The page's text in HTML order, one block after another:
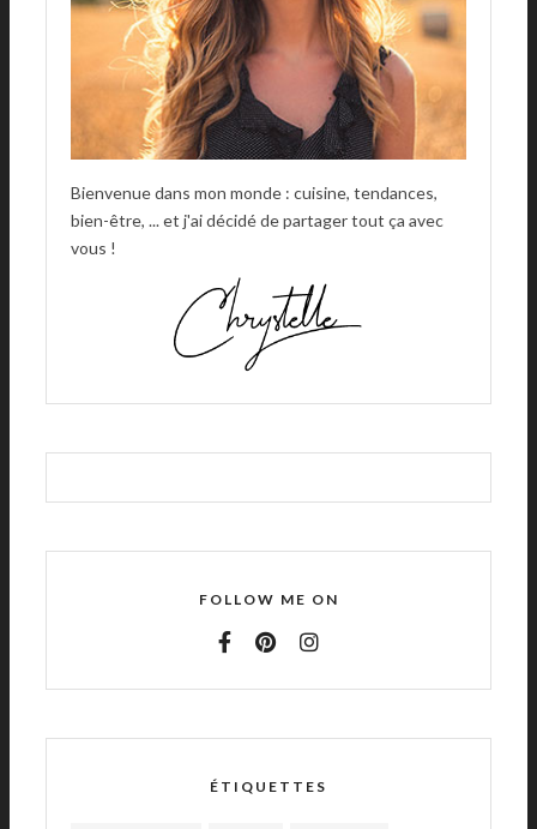
Bienvenue dans mon monde : cuisine, tendances,
bien-être, ... et j'ai décidé de partager tout ça avec
vous !
FOLLOW ME ON
ÉTIQUETTES